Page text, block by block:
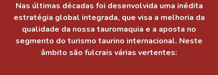
Nas últimas décadas foi desenvolvida uma inédita
estratégia global integrada, que visa a melhoria da
qualidade da nossa tauromaquia e a aposta no
segmento do turismo taurino internacional. Neste
âmbito são fulcrais várias vertentes: